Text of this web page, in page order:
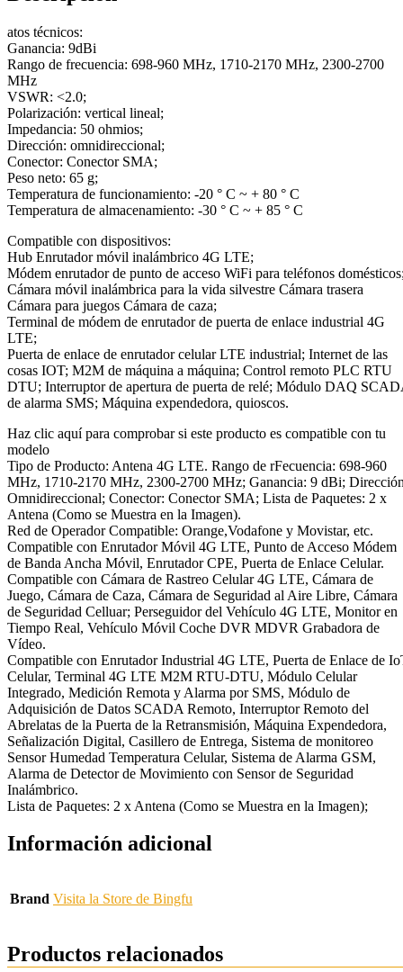
atos técnicos:
Ganancia: 9dBi
Rango de frecuencia: 698-960 MHz, 1710-2170 MHz, 2300-2700
MHz
VSWR: <2.0;
Polarización: vertical lineal;
Impedancia: 50 ohmios;
Dirección: omnidireccional;
Conector: Conector SMA;
Peso neto: 65 g;
Temperatura de funcionamiento: -20 ° С ~ + 80 ° С
Temperatura de almacenamiento: -30 ° C ~ + 85 ° C
Compatible con dispositivos:
Hub Enrutador móvil inalámbrico 4G LTE;
Módem enrutador de punto de acceso WiFi para teléfonos
Cámara móvil inalámbrica para la vida silvestre Cámara trasera
Cámara para juegos Cámara de caza;
Terminal de módem de enrutador de puerta de enlace industrial 4G
LTE;
Puerta de enlace de enrutador celular LTE industrial; Internet de las
cosas IOT; M2M de máquina a máquina; Control remoto PLC RTU
DTU; Interruptor de apertura de puerta de relé; Módulo DAQ
de alarma SMS; Máquina expendedora, quioscos.
Haz clic aquí para comprobar si este producto es compatible con tu
modelo
Tipo de Producto: Antena 4G LTE. Rango de rFecuencia: 698-960
MHz, 1710-2170 MHz, 2300-2700 MHz; Ganancia: 9 dBi;
Omnidireccional; Conector: Conector SMA; Lista de Paquetes: 2 x
Antena (Como se Muestra en la Imagen).
Red de Operador Compatible: Orange,Vodafone y Movistar, etc.
Compatible con Enrutador Móvil 4G LTE, Punto de Acceso Módem
de Banda Ancha Móvil, Enrutador CPE, Puerta de Enlace Celular.
Compatible con Cámara de Rastreo Celular 4G LTE, Cámara de
Juego, Cámara de Caza, Cámara de Seguridad al Aire Libre, Cámara
de Seguridad Celluar; Perseguidor del Vehículo 4G LTE, Monitor en
Tiempo Real, Vehículo Móvil Coche DVR MDVR Grabadora de
Vídeo.
Compatible con Enrutador Industrial 4G LTE, Puerta de Enlace de
Celular, Terminal 4G LTE M2M RTU-DTU, Módulo Celular
Integrado, Medición Remota y Alarma por SMS, Módulo de
Adquisición de Datos SCADA Remoto, Interruptor Remoto del
Abrelatas de la Puerta de la Retransmisión, Máquina Expendedora,
Señalización Digital, Casillero de Entrega, Sistema de monitoreo
Sensor Humedad Temperatura Celular, Sistema de Alarma GSM,
Alarma de Detector de Movimiento con Sensor de Seguridad
Inalámbrico.
Lista de Paquetes: 2 x Antena (Como se Muestra en la Imagen);
Información adicional
Brand Visita la Store de Bingfu
Productos relacionados